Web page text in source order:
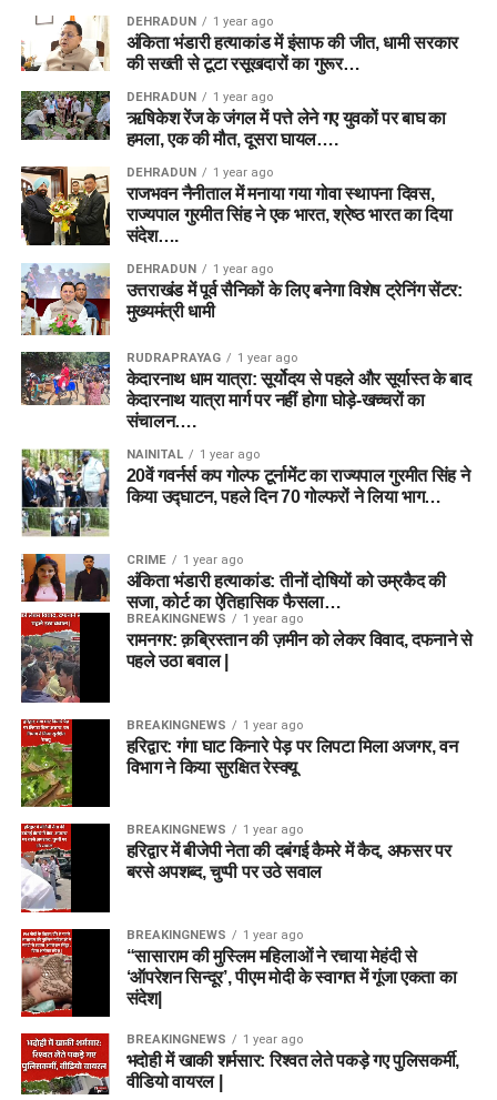
DEHRADUN 1 year ago
अंकिता भंडारी हत्याकांड में इंसाफ की जीत, धामी सरकार
की सख्ती से टूटा रसूखदारों का गुरूर…
DEHRADUN 1 year ago
ऋषिकेश रेंज के जंगल में पत्ते लेने गए युवकों पर बाघ का
हमला, एक की मौत, दूसरा घायल….
DEHRADUN 1 year ago
राजभवन नैनीताल में मनाया गया गोवा स्थापना दिवस,
राज्यपाल गुरमीत सिंह ने एक भारत, श्रेष्ठ भारत का दिया
संदेश….
DEHRADUN 1 year ago
उत्तराखंड में पूर्व सैनिकों के लिए बनेगा विशेष ट्रेनिंग सेंटर:
मुख्यमंत्री धामी
RUDRAPRAYAG 1 year ago
केदारनाथ धाम यात्रा: सूर्योदय से पहले और सूर्यास्त के बाद
केदारनाथ यात्रा मार्ग पर नहीं होगा घोड़े-खच्चरों का
संचालन….
NAINITAL 1 year ago
20वें गवर्नर्स कप गोल्फ टूर्नामेंट का राज्यपाल गुरमीत सिंह ने
किया उद्घाटन, पहले दिन 70 गोल्फरों ने लिया भाग…
CRIME 1 year ago
अंकिता भंडारी हत्याकांड: तीनों दोषियों को उम्रकैद की
सजा, कोर्ट का ऐतिहासिक फैसला…
BREAKINGNEWS 1 year ago
रामनगर: क़ब्रिस्तान की ज़मीन को लेकर विवाद, दफनाने से
पहले उठा बवाल |
BREAKINGNEWS 1 year ago
हरिद्वार: गंगा घाट किनारे पेड़ पर लिपटा मिला अजगर, वन
विभाग ने किया सुरक्षित रेस्क्यू
BREAKINGNEWS 1 year ago
हरिद्वार में बीजेपी नेता की दबंगई कैमरे में कैद, अफसर पर
बरसे अपशब्द, चुप्पी पर उठे सवाल
BREAKINGNEWS 1 year ago
“सासाराम की मुस्लिम महिलाओं ने रचाया मेहंदी से
‘ऑपरेशन सिन्दूर’, पीएम मोदी के स्वागत में गूंजा एकता का
संदेश|
BREAKINGNEWS 1 year ago
भदोही में खाकी शर्मसार: रिश्वत लेते पकड़े गए पुलिसकर्मी,
वीडियो वायरल |